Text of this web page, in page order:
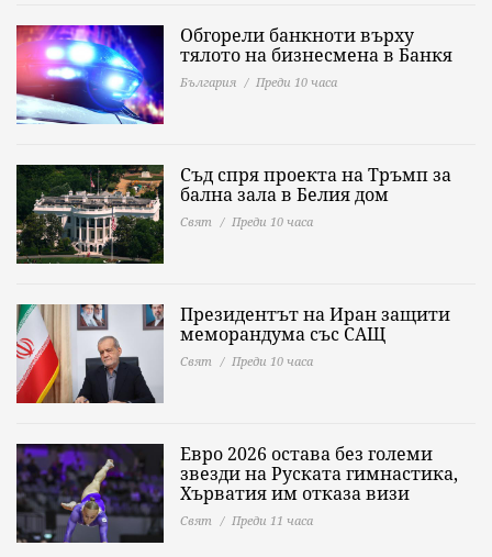
Обгорели банкноти върху
тялото на бизнесмена в Банкя
България Преди 10 часа
Съд спря проекта на Тръмп за
бална зала в Белия дом
Свят Преди 10 часа
Президентът на Иран защити
меморандума със САЩ
Свят Преди 10 часа
Евро 2026 остава без големи
звезди на Руската гимнастика,
Хърватия им отказа визи
Свят Преди 11 часа